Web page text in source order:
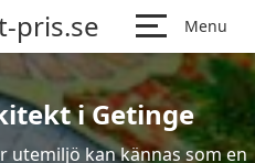
pris.se Menu
i Getinge
utemiljö kan kännas som en